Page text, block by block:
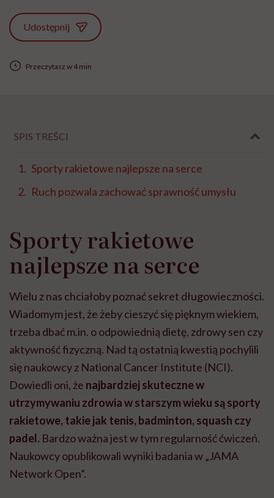
Udostępnij
Przeczytasz w 4 min
SPIS TREŚCI
Sporty rakietowe najlepsze na serce
Ruch pozwala zachować sprawność umysłu
Sporty rakietowe
najlepsze na serce
Wielu z nas chciałoby poznać sekret długowieczności.
Wiadomym jest, że żeby cieszyć się pięknym wiekiem,
trzeba dbać m.in. o odpowiednią dietę, zdrowy sen czy
aktywność fizyczną. Nad tą ostatnią kwestią pochylili
się naukowcy z National Cancer Institute (NCI).
Dowiedli oni, że najbardziej skuteczne w
utrzymywaniu zdrowia w starszym wieku są sporty
rakietowe, takie jak tenis, badminton, squash czy
padel. Bardzo ważna jest w tym regularność ćwiczeń.
Naukowcy opublikowali wyniki badania w „JAMA
Network Open”.